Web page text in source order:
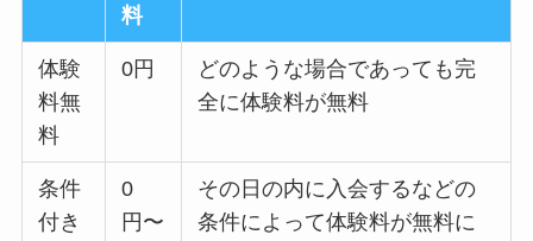
料
体験
料無
料
0円
どのような場合であっても完
全に体験料が無料
条件
付き
0
円〜
その日の内に入会するなどの
条件によって体験料が無料に